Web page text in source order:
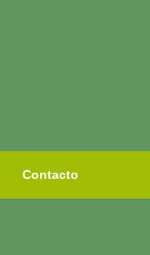
Contacto